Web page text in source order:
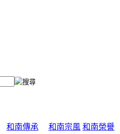
和南傳承
和南宗風 和南榮譽